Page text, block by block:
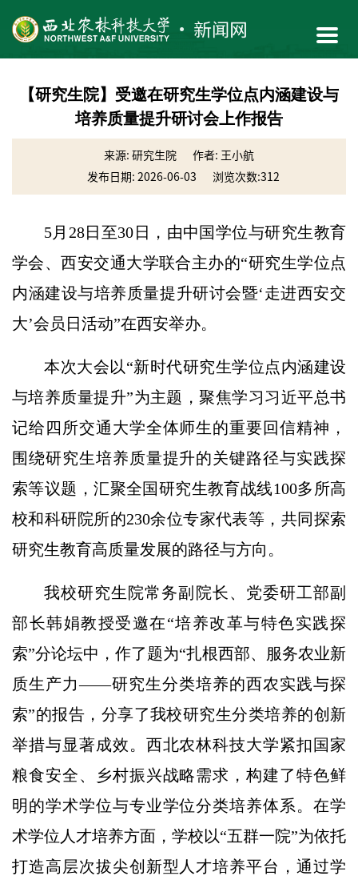
【研究生院】受邀在研究生学位点内涵建设与
培养质量提升研讨会上作报告
来源: 研究生院
作者: 王小航
发布日期: 2026-06-03
浏览次数:312
5月28日至30日，由中国学位与研究生教育
学会、西安交通大学联合主办的“研究生学位点
内涵建设与培养质量提升研讨会暨‘走进西安交
大’会员日活动”在西安举办。
本次大会以“新时代研究生学位点内涵建设
与培养质量提升”为主题，聚焦学习习近平总书
记给四所交通大学全体师生的重要回信精神，
围绕研究生培养质量提升的关键路径与实践探
索等议题，汇聚全国研究生教育战线100多所高
校和科研院所的230余位专家代表等，共同探索
研究生教育高质量发展的路径与方向。
我校研究生院常务副院长、党委研工部副
部长韩娟教授受邀在“培养改革与特色实践探
索”分论坛中，作了题为“扎根西部、服务农业新
质生产力——研究生分类培养的西农实践与探
索”的报告，分享了我校研究生分类培养的创新
举措与显著成效。西北农林科技大学紧扣国家
粮食安全、乡村振兴战略需求，构建了特色鲜
明的学术学位与专业学位分类培养体系。在学
术学位人才培养方面，学校以“五群一院”为依托
打造高层次拔尖创新型人才培养平台，通过学